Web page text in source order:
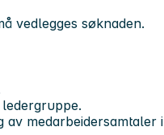
vedlegges søknaden.
medarbeidersamtaler i